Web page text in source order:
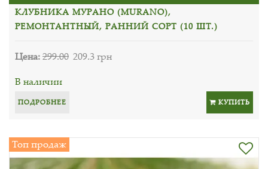
КЛУБНИКА МУРАНО (MURANO),
РЕМОНТАНТНЫЙ, РАННИЙ СОРТ (10 ШТ.)
Цена:299.00 209.3 грн
В наличии
ПОДРОБНЕЕ КУПИТЬ
Топ продаж